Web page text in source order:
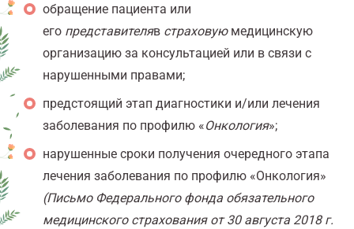
обращение пациента или
его представителяв страховуюмедицинскую
организацию за консультацией или в связи с
нарушенными правами;
предстоящий этап диагностики и/или лечения
заболевания по профилю «Онкология»;
нарушенные сроки получения очередного этапа
лечения заболевания по профилю «Онкология»
(Письмо Федерального фонда обязательного
медицинского страхования от 30 августа 2018 г.